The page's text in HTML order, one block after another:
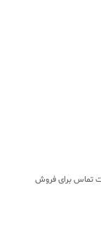
تماس برای فروش